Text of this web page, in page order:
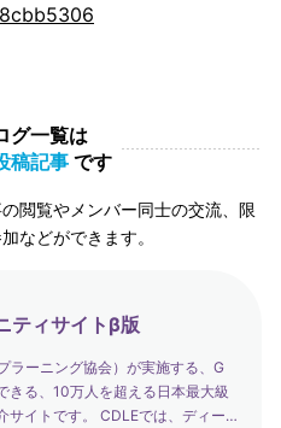
グ一覧は
稿記事 です
閲覧やメンバー同士の交流、限
などができます。
ティサイトβ版
ラーニング協会）が実施する、G
きる、10万人を超える日本最大級
サイトです。 CDLEでは、ディー